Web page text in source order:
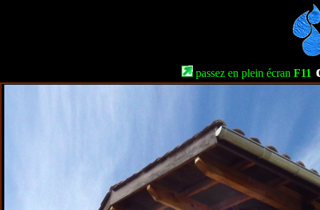
passez en plein écran F11